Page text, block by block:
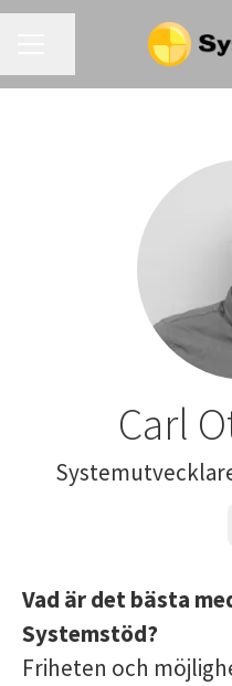
Carl
Vad är det bästa
Systemstöd?
Friheten och